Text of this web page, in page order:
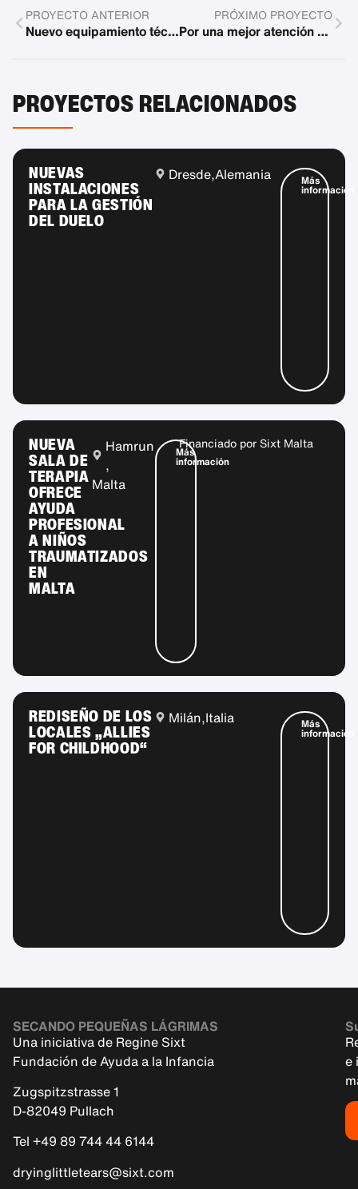
PROYECTO ANTERIOR
Nuevo equipamiento técnico para musicoterapia
PRÓXIMO PROYECTO
Por una mejor atención a los niños con discapacidad
PROYECTOS RELACIONADOS
NUEVAS
INSTALACIONES
PARA LA GESTIÓN
DEL DUELO
Dresde,Alemania Más
información
NUEVA
SALA DE
TERAPIA
OFRECE
AYUDA
PROFESIONAL
A NIÑOS
TRAUMATIZADOS
EN
MALTA
Hamrun
,
Malta
Más
información
Financiado porSixt Malta
REDISEÑO DE LOS
LOCALES „ALLIES
FOR CHILDHOOD“
Milán,Italia Más
información
SECANDO PEQUEÑAS LÁGRIMAS
Una iniciativa de Regine Sixt
Fundación de Ayuda a la Infancia
Zugspitzstrasse 1
D-82049 Pullach
Tel +49 89 744 44 6144
dryinglittletears@sixt.com
e